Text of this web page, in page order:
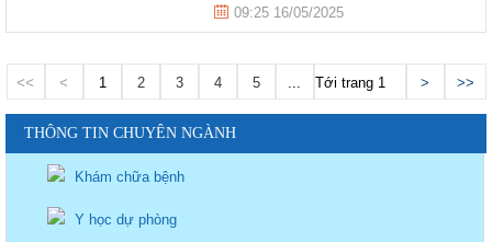
09:25 16/05/2025
<< < 1 2 3 4 5 ... Tới trang > >>
THÔNG TIN CHUYÊN NGÀNH
Khám chữa bệnh
Y học dự phòng